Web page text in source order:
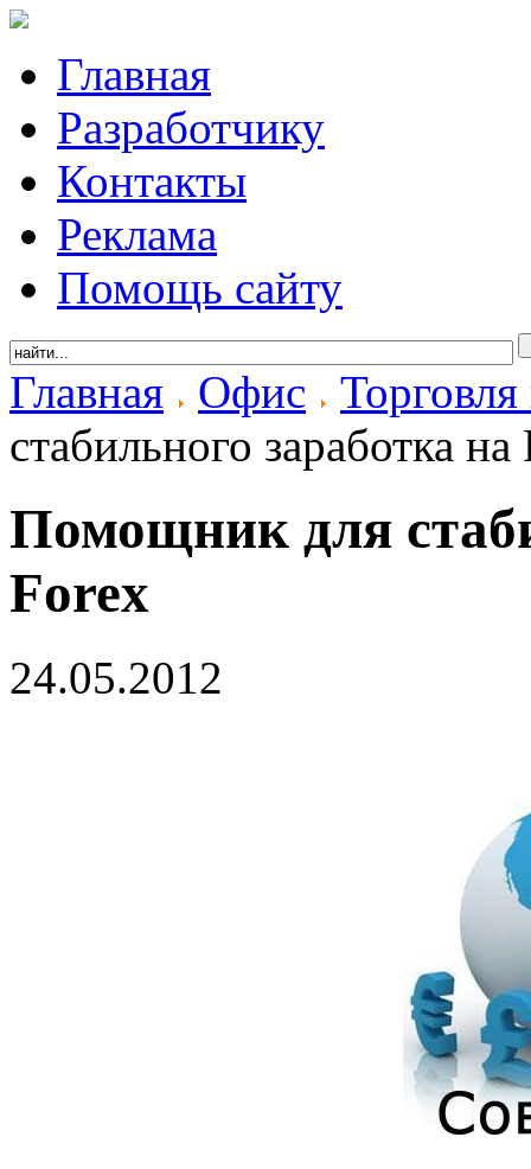
Главная
Разработчику
Контакты
Реклама
Помощь сайту
Главная Офис
стабильного заработка на
Помощник для
Forex
24.05.2012